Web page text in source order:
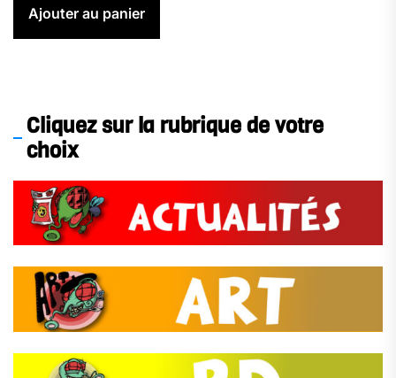
Ajouter au panier
Cliquez sur la rubrique de votre
choix